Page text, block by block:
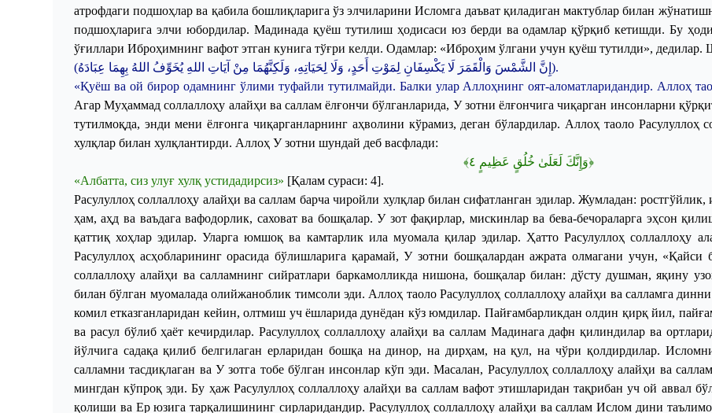
атрофдаги подшоҳлар ва қабила бошлиқларига ўз элчиларини Исломга даъват қиладиган мактублар билан
подшоҳларига элчи юбордилар. Мадинада қуёш тутилиш ҳодисаси юз берди ва одамлар қўрқиб кетишди. Бу
ўғиллари Иброҳимнинг вафот этган кунига тўғри келди. Одамлар: «Иброҳим ўлгани учун қуёш тутилди», дедилар.
(
إِنَّ الشَّمْسَ وَالْقَمَرَ لَا يَكْسِفَانِ لِمَوْتِ أَحَدٍ، وَلَا لِحَيَاتِهِ، وَلَكِنَّهُمَا مِنْ آيَاتِ اللهِ يُخَوِّفُ اللهُ بِهِمَا عِبَادَهُ ).
«Қуёш ва ой бирор одамнинг ўлими туфайли тутилмайди. Балки улар Аллоҳнинг оят-аломатларидандир. Аллоҳ
Агар Муҳаммад соллаллоҳу алайҳи ва саллам ёлғончи бўлганларида, Узотни ёлғончига чиқарган инсонларни
тутилмоқда, энди мени ёлғонга чиқарганларнинг аҳволини кўрамиз, деган бўлардилар. Аллоҳ таоло Расулуллоҳ
хулқлар билан хулқлантирди. Аллоҳ Узотни шундай деб васфлади:
﴿وَإِنَّكَ لَعَلَىٰ خُلُقٍ عَظِيمٍ ٤﴾
«Албатта, сиз улуғ хулқ устидадирсиз» [Қалам сураси: 4].
Расулуллоҳ соллаллоҳу алайҳи ва саллам барча чиройли хулқлар билан сифатланган эдилар.Жумладан: ростгўйлик,
ҳам,аҳд ва ваъдага вафодорлик, саховат ва бошқалар.У зот фақирлар, мискинлар ва бева-бечораларга эҳсон
қаттиқ хоҳлар эдилар.Уларга юмшоқ ва камтарлик ила муомала қилар эдилар. Ҳатто Расулуллоҳ соллаллоҳу
Расулуллоҳ асҳобларининг орасида бўлишларига қарамай,У зотни бошқалардан ажрата олмагани учун, «Қайси
соллаллоҳу алайҳи ва салламнинг сийратлари баркамолликда нишона, бошқалар билан: дўсту душман,яқину
билан бўлган муомалада олийжаноблик тимсоли эди. Аллоҳ таоло Расулуллоҳ соллаллоҳу алайҳи ва салламга динни
комил етказганларидан кейин,олтмиш уч ёшларида дунёдан кўз юмдилар. Пайғамбарликдан олдин қирқ йил,
ва расул бўлиб ҳаёт кечирдилар.Расулуллоҳ соллаллоҳу алайҳи ва саллам Мадинага дафн қилиндилар ва
йўлчига садақа қилиб белгилаган ерларидан бошқа на динор,на дирҳам, на қул,на чўри қолдирдилар.
салламни тасдиқлаган ва У зотга тобе бўлган инсонлар кўп эди.Масалан, Расулуллоҳ соллаллоҳу алайҳи ва саллам
мингдан кўпроқ эди.Бу ҳаж Расулуллоҳ соллаллоҳу алайҳи ва саллам вафот этишларидан тақрибан уч ой аввал
қолиши ва Ер юзига тарқалишининг сирларидандир.Расулуллоҳ соллаллоҳу алайҳи ва саллам Ислом дини